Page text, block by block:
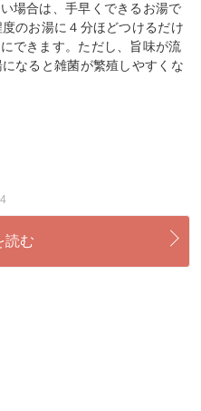
場合は、手早くできるお湯で
のお湯に４分ほどつけるだけ
できます。ただし、旨味が流
なると雑菌が繁殖しやすくな
読む